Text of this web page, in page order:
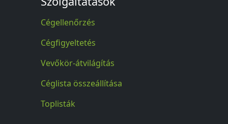
Cégellenőrzés
Cégfigyeltetés
Vevőkör-átvilágítás
Céglista összeállítása
Toplisták